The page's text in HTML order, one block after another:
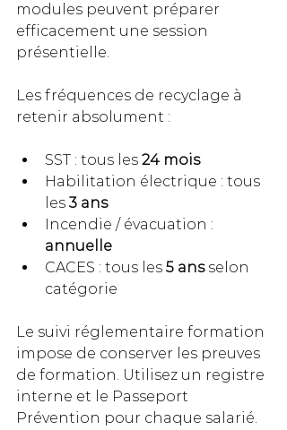
modules peuvent préparer
efficacement une session
présentielle.
Les fréquences de recyclage à
retenir absolument :
SST : tous les 24 mois
Habilitation électrique : tous
les 3 ans
Incendie / évacuation :
annuelle
CACES : tous les 5 ans selon
catégorie
Le suivi réglementaire formation
impose de conserver les preuves
de formation. Utilisez un registre
interne et le Passeport
Prévention pour chaque salarié.